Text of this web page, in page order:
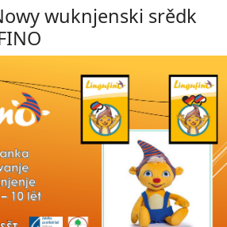
wuknjenski srědk